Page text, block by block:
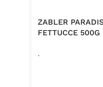
ZABLER
FETTUCCE 500G
.